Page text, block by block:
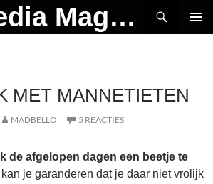
MAD Media Magazine
MET MANNETIETEN
MADBELLO 5 REACTIES
de afgelopen dagen een beetje te
je garanderen dat je daar niet vrolijk